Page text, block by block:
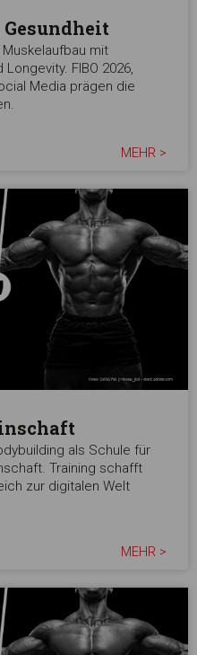
mit
FIBO 2026,
Media prägen die
MEHR >
als Schule für
Training schafft
zur digitalen Welt
MEHR >